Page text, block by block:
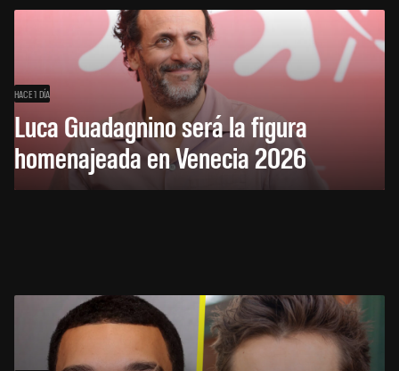
HACE 1 DÍA
Luca Guadagnino será la figura
homenajeada en Venecia 2026